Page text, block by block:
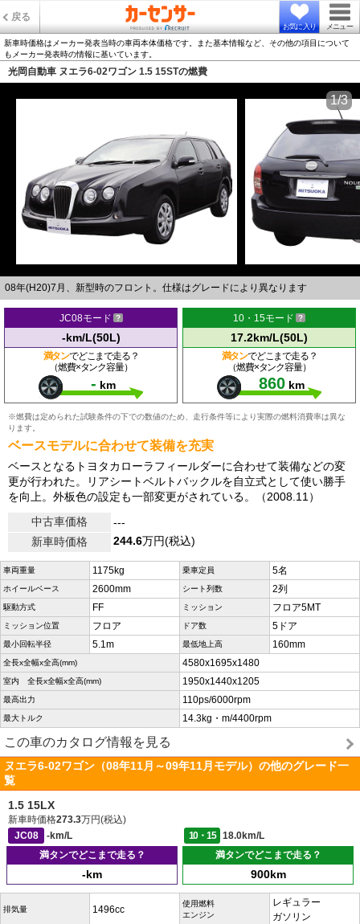
戻る
お気に入り メニュー
新車時価格はメーカー発表当時の車両本体価格です。また基本情報など、その他の項目について
もメーカー発表時の情報に基いています。
光岡自動車 ヌエラ6-02ワゴン 1.5 15STの燃費
08年(H20)7月、新型時のフロント。仕様はグレードにより異なります
1/3
JC08モード
-km/L(50L)
満タンでどこまで走る？
（燃費×タンク容量）
- km
10・15モード
17.2km/L(50L)
満タンでどこまで走る？
（燃費×タンク容量）
860 km
※燃費は定められた試験条件の下での数値のため、走行条件等により実際の燃料消費率は異な
ります。
ベースモデルに合わせて装備を充実
ベースとなるトヨタカローラフィールダーに合わせて装備などの変
更が行われた。リアシートベルトバックルを自立式として使い勝手
を向上。外板色の設定も一部変更がされている。（2008.11）
中古車価格
---
新車時価格
244.6万円(税込)
車両重量 1175kg 乗車定員 5名
ホイールベース 2600mm シート列数 2列
駆動方式 FF ミッション フロア5MT
ミッション位置 フロア ドア数 5ドア
最小回転半径 5.1m 最低地上高 160mm
全長x全幅x全高(mm) 4580x1695x1480
室内 全長x全幅x全高(mm) 1950x1440x1205
最高出力 110ps/6000rpm
最大トルク 14.3kg・m/4400rpm
この車のカタログ情報を見る
ヌエラ6-02ワゴン（08年11月～09年11月モデル）の他のグレード一
覧
1.5 15LX
新車時価格273.3万円(税込)
JC08
-km/L 10・15
18.0km/L
満タンでどこまで走る？
-km
満タンでどこまで走る？
900km
排気量 1496cc
使用燃料
エンジン
レギュラー
ガソリン